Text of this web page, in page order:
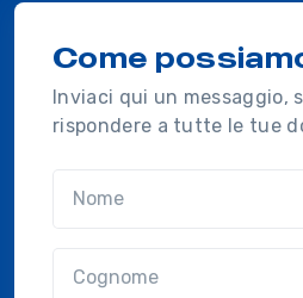
Come
Inviaci qui un messaggio,
rispondere a tutte le tue